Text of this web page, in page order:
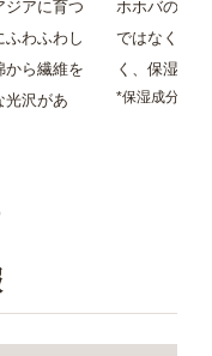
ジアに育つ
わふわし
から繊維を
光沢があ
ホホバの種
ではなく植
く、保湿力
*保湿成分